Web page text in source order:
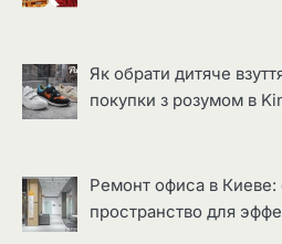
Як обрати дитяче
покупки з розумом в
Ремонт офиса в
пространство для